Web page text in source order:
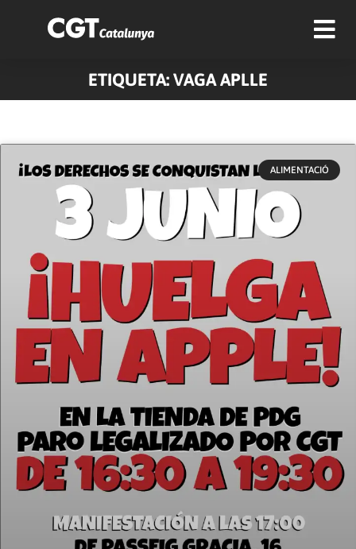
ETIQUETA: VAGA APLLE
ALIMENTACIÓ